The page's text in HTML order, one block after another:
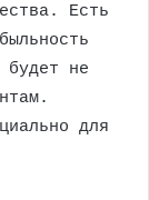
Есть
будет не
для